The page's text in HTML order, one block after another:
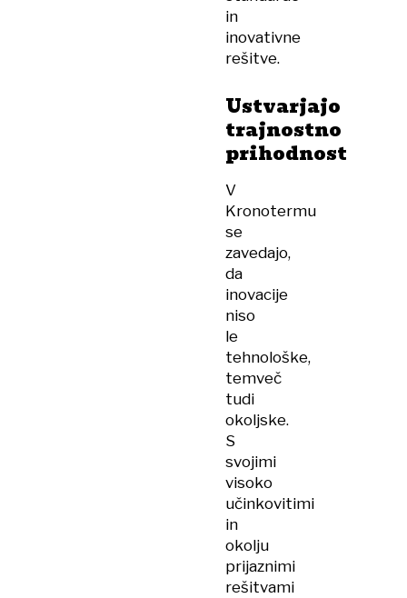
in
inovativne
rešitve.
Ustvarjajo
trajnostno
prihodnost
V
Kronotermu
se
zavedajo,
da
inovacije
niso
le
tehnološke,
temveč
tudi
okoljske.
S
svojimi
visoko
učinkovitimi
in
okolju
prijaznimi
rešitvami